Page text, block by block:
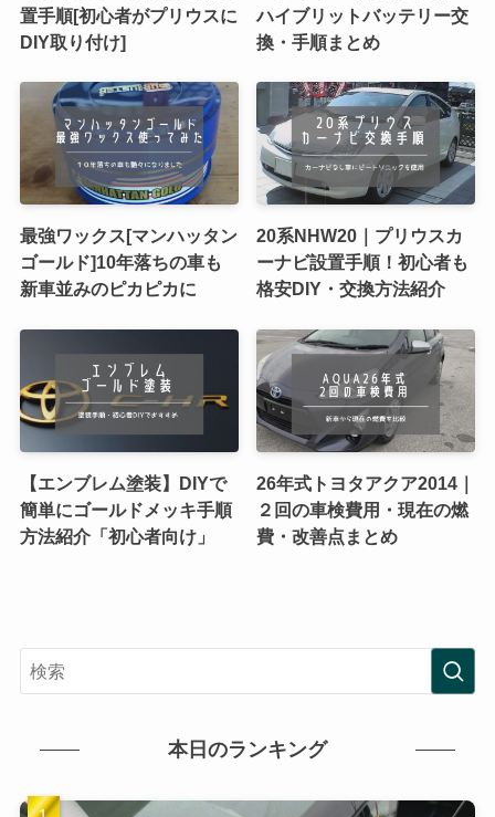
置手順[初心者がプリウスに
DIY取り付け]
ハイブリットバッテリー交
換・手順まとめ
最強ワックス[マンハッタン
ゴールド]10年落ちの車も
新車並みのピカピカに
20系NHW20｜プリウスカ
ーナビ設置手順！初心者も
格安DIY・交換方法紹介
【エンブレム塗装】DIYで
簡単にゴールドメッキ手順
方法紹介「初心者向け」
26年式トヨタアクア2014｜
２回の車検費用・現在の燃
費・改善点まとめ
本日のランキング